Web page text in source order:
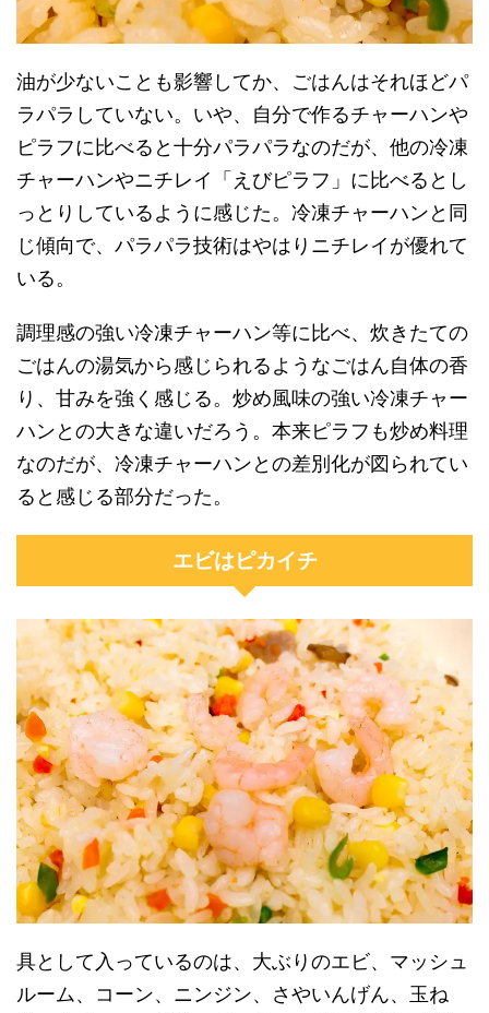
油が少ないことも影響してか、ごはんはそれほどパ
ラパラしていない。いや、自分で作るチャーハンや
ピラフに比べると十分パラパラなのだが、他の冷凍
チャーハンやニチレイ「えびピラフ」に比べるとし
っとりしているように感じた。冷凍チャーハンと同
じ傾向で、パラパラ技術はやはりニチレイが優れて
いる。
調理感の強い冷凍チャーハン等に比べ、炊きたての
ごはんの湯気から感じられるようなごはん自体の香
り、甘みを強く感じる。炒め風味の強い冷凍チャー
ハンとの大きな違いだろう。本来ピラフも炒め料理
なのだが、冷凍チャーハンとの差別化が図られてい
ると感じる部分だった。
エビはピカイチ
具として入っているのは、大ぶりのエビ、マッシュ
ルーム、コーン、ニンジン、さやいんげん、玉ね